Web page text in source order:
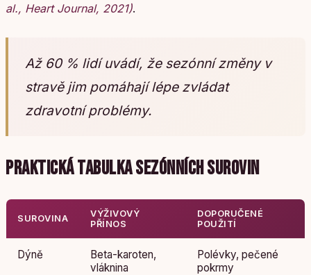
al., Heart Journal, 2021).
Až 60 % lidí uvádí, že sezónní změny v
stravě jim pomáhají lépe zvládat
zdravotní problémy.
PRAKTICKÁ TABULKA SEZÓNNÍCH SUROVIN
SUROVINA
VÝŽIVOVÝ
PŘÍNOS
DOPORUČENÉ
POUŽITÍ
Dýně
Beta-karoten,
vláknina
Polévky, pečené
pokrmy